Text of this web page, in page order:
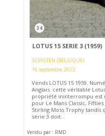
34
LOTUS 15 SERIE 3 (1959)
SCHOTEN (BELGIQUE)
16 septembre 2023
Vends LOTUS 15 1959.
Anglais. cette véritable
propriété ininterrompu est
pour Le Mans Classic,
Stirling Moss Trophy
série 3 doit...
Vendu par : RMD